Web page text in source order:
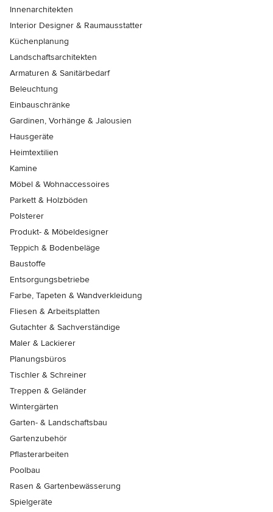
Innenarchitekten
Interior Designer & Raumausstatter
Küchenplanung
Landschaftsarchitekten
Armaturen & Sanitärbedarf
Beleuchtung
Einbauschränke
Gardinen, Vorhänge & Jalousien
Hausgeräte
Heimtextilien
Kamine
Möbel & Wohnaccessoires
Parkett & Holzböden
Polsterer
Produkt- & Möbeldesigner
Teppich & Bodenbeläge
Baustoffe
Entsorgungsbetriebe
Farbe, Tapeten & Wandverkleidung
Fliesen & Arbeitsplatten
Gutachter & Sachverständige
Maler & Lackierer
Planungsbüros
Tischler & Schreiner
Treppen & Geländer
Wintergärten
Garten- & Landschaftsbau
Gartenzubehör
Pflasterarbeiten
Poolbau
Rasen & Gartenbewässerung
Spielgeräte